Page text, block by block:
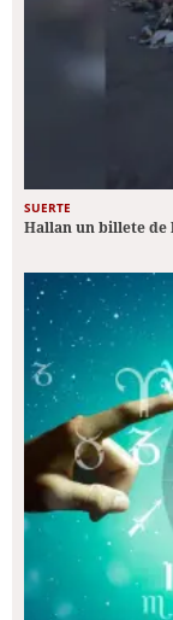
SUERTE
Hallan un billete